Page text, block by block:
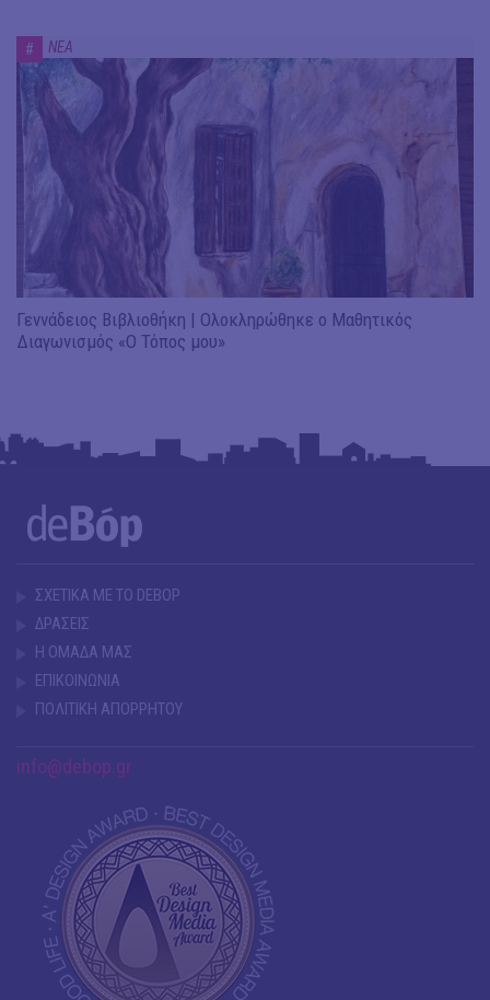
# ΝΕΑ
Γεννάδειος Βιβλιοθήκη | Ολοκληρώθηκε ο Μαθητικός
Διαγωνισμός «Ο Τόπος μου»
ΣΧΕΤΙΚΑ ΜΕ ΤΟ DEBOP
ΔΡΑΣΕΙΣ
Η ΟΜΑΔΑ ΜΑΣ
ΕΠΙΚΟΙΝΩΝΙΑ
ΠΟΛΙΤΙΚΗ ΑΠΟΡΡΗΤΟΥ
info@debop.gr